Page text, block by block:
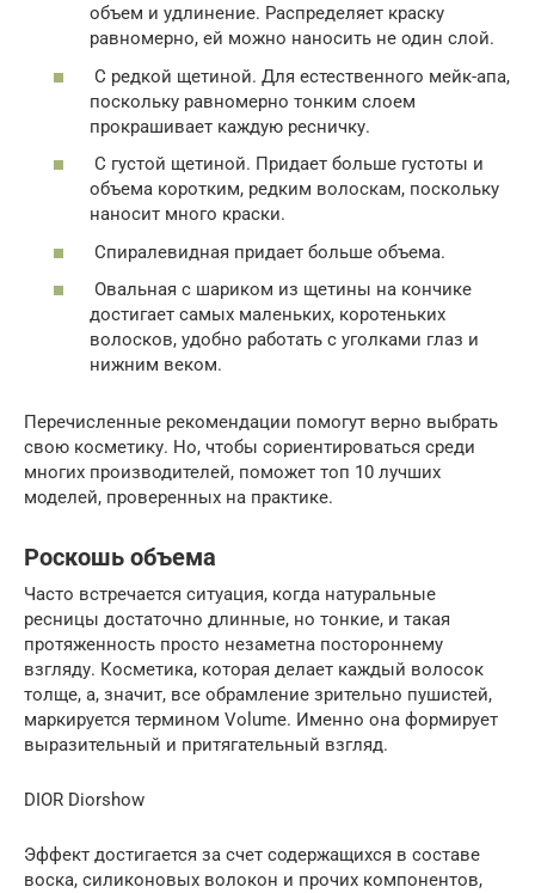
объем и удлинение. Распределяет краску
равномерно, ей можно наносить не один слой.
С редкой щетиной. Для естественного мейк-апа,
поскольку равномерно тонким слоем
прокрашивает каждую ресничку.
С густой щетиной. Придает больше густоты и
объема коротким, редким волоскам, поскольку
наносит много краски.
Спиралевидная придает больше объема.
Овальная с шариком из щетины на кончике
достигает самых маленьких, коротеньких
волосков, удобно работать с уголками глаз и
нижним веком.
Перечисленные рекомендации помогут верно выбрать
свою косметику. Но, чтобы сориентироваться среди
многих производителей, поможет топ 10 лучших
моделей, проверенных на практике.
Роскошь объема
Часто встречается ситуация, когда натуральные
ресницы достаточно длинные, но тонкие, и такая
протяженность просто незаметна постороннему
взгляду. Косметика, которая делает каждый волосок
толще, а, значит, все обрамление зрительно пушистей,
маркируется термином Volume. Именно она формирует
выразительный и притягательный взгляд.
DIOR Diorshow
Эффект достигается за счет содержащихся в составе
воска, силиконовых волокон и прочих компонентов,